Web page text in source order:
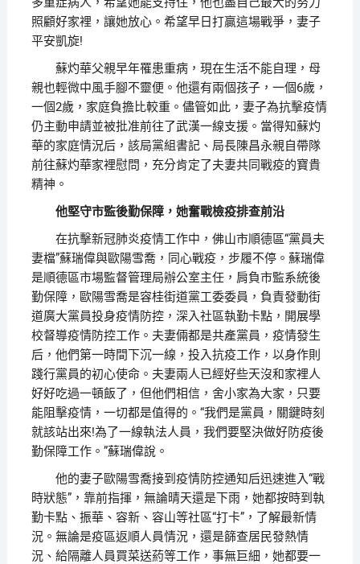
照顧好家裡，讓她放心。希望早日打贏這場戰爭，妻子
平安凱旋!
蘇灼華父親早年罹患重病，現在生活不能自理，母
親也輕微中風手腳不靈便。他還有兩個孩子，一個6歲，
一個2歲，家庭負擔比較重。儘管如此，妻子為抗擊疫情
仍主動申請並被批准前往了武漢一線支援。當得知蘇灼
華的家庭情況后，該局黨組書記、局長陳昌永親自帶隊
前往蘇灼華家裡慰問，充分肯定了夫妻共同戰疫的寶貴
精神。
他堅守市監後勤保障，她奮戰檢疫排查前沿
在抗擊新冠肺炎疫情工作中，佛山市順德區“黨員夫
妻檔”蘇瑞偉與歐陽雪喬，同心戰疫，步履不停。蘇瑞偉
是順德區市場監督管理局辦公室主任，肩負市監系統後
勤保障，歐陽雪喬是容桂街道黨工委委員，負責發動街
道廣大黨員投身疫情防控，深入社區執勤卡點，開展學
校督導疫情防控工作。夫妻倆都是共產黨員，疫情發生
后，他們第一時間下沉一線，投入抗疫工作，以身作則
踐行黨員的初心使命。夫妻兩人已經好些天沒和家裡人
好好吃過一頓飯了，但他們相信，舍小家為大家，只要
能阻擊疫情，一切都是值得的。“我們是黨員，關鍵時刻
就該站出來!為了一線執法人員，我們要堅決做好防疫後
勤保障工作。”蘇瑞偉說。
他的妻子歐陽雪喬接到疫情防控通知后迅速進入“戰
時狀態”，靠前指揮，無論晴天還是下雨，她都按時到執
勤卡點、振華、容新、容山等社區“打卡”，了解最新情
況。無論是疫區返順人員情況，還是篩查居民發熱情
況、給隔離人員買菜送葯等工作，事無巨細，她都要一